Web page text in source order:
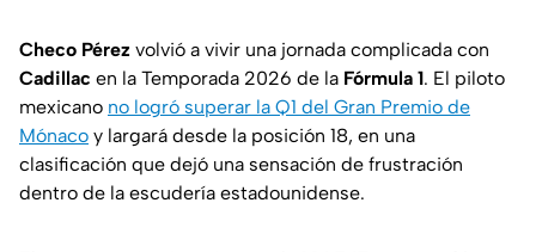
Checo Pérez volvió a vivir una jornada complicada con
Cadillac en la Temporada 2026 de la Fórmula 1. El piloto
mexicano no logró superar la Q1 del Gran Premio de
Mónaco y largará desde la posición 18, en una
clasificación que dejó una sensación de frustración
dentro de la escudería estadounidense.